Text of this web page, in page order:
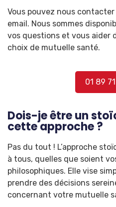
Vous pouvez nous
email. Nous sommes
vos questions et vous aider
choix de mutuelle santé.
01 89
Dois-je être un
cette approche ?
Pas du tout ! L’approche
à tous, quelles que soient
philosophiques. Elle vise
prendre des décisions
concernant votre mutuelle